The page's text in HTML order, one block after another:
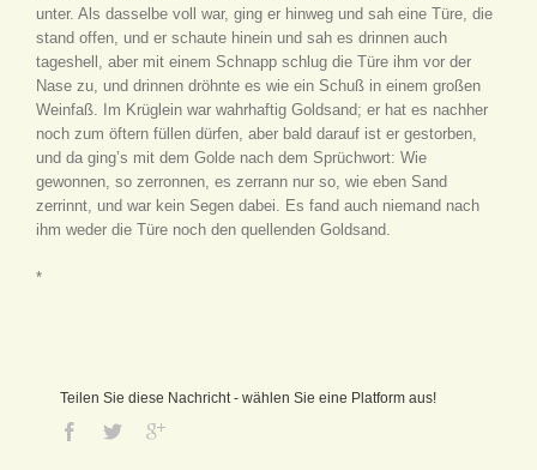
unter. Als dasselbe voll war, ging er hinweg und sah eine Türe, die
stand offen, und er schaute hinein und sah es drinnen auch
tageshell, aber mit einem Schnapp schlug die Türe ihm vor der
Nase zu, und drinnen dröhnte es wie ein Schuß in einem großen
Weinfaß. Im Krüglein war wahrhaftig Goldsand; er hat es nachher
noch zum öftern füllen dürfen, aber bald darauf ist er gestorben,
und da ging’s mit dem Golde nach dem Sprüchwort: Wie
gewonnen, so zerronnen, es zerrann nur so, wie eben Sand
zerrinnt, und war kein Segen dabei. Es fand auch niemand nach
ihm weder die Türe noch den quellenden Goldsand.
*
Teilen Sie diese Nachricht - wählen Sie eine Platform aus!